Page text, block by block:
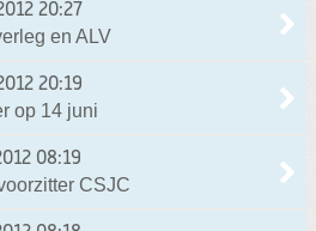
20:27
en ALV
20:19
op 14 juni
08:19
CSJC